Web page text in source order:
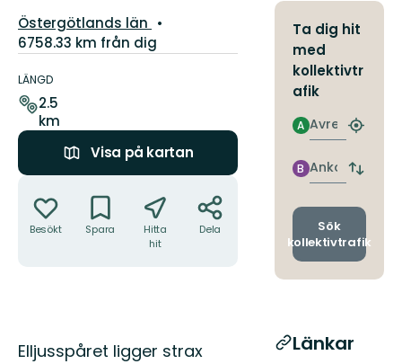
Län:
Östergötlands län
6758.33 km från dig
om
leden
LÄNGD
2.5
km
Visa på kartan
Besökt Spara
Hitta
hit
Dela
Beskrivning
Elljusspåret ligger strax
Ta dig hit
med
kollektivtr
afik
Avresa
A
Hitta
Ankomst
B
Byt
och
Sök
kollektivtrafik
Länkar